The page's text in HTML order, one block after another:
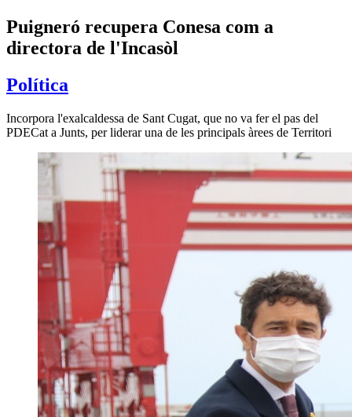
Puigneró recupera Conesa com a
directora de l'Incasòl
Política
Incorpora l'exalcaldessa de Sant Cugat, que no va fer el pas del
PDECat a Junts, per liderar una de les principals àrees de Territori